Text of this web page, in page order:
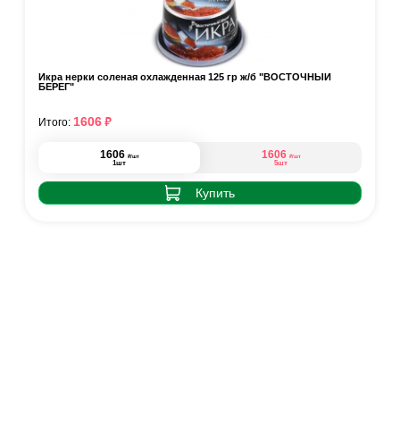
Икра нерки соленая охлажденная 125 гр ж/б "ВОСТОЧНЫЙ
БЕРЕГ"
1606 ₽/шт
1шт
1606 ₽/шт
5шт
Купить
Итого: 1606₽